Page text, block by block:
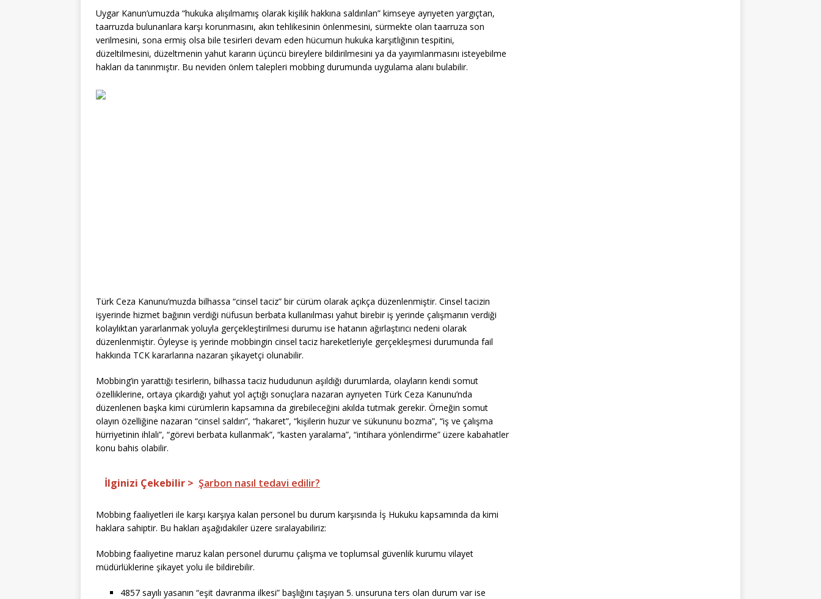
Uygar Kanun’umuzda “hukuka alışılmamış olarak kişilik hakkına saldırılan” kimseye ayrıyeten yargıçtan,
taarruzda bulunanlara karşı korunmasını, akın tehlikesinin önlenmesini, sürmekte olan taarruza son
verilmesini, sona ermiş olsa bile tesirleri devam eden hücumun hukuka karşıtlığının tespitini,
düzeltilmesini, düzeltmenin yahut kararın üçüncü bireylere bildirilmesini ya da yayımlanmasını isteyebilme
hakları da tanınmıştır. Bu neviden önlem talepleri mobbing durumunda uygulama alanı bulabilir.
Türk Ceza Kanunu’muzda bilhassa “cinsel taciz” bir cürüm olarak açıkça düzenlenmiştir. Cinsel tacizin
işyerinde hizmet bağının verdiği nüfusun berbata kullanılması yahut birebir iş yerinde çalışmanın verdiği
kolaylıktan yararlanmak yoluyla gerçekleştirilmesi durumu ise hatanın ağırlaştırıcı nedeni olarak
düzenlenmiştir. Öyleyse iş yerinde mobbingin cinsel taciz hareketleriyle gerçekleşmesi durumunda fail
hakkında TCK kararlarına nazaran şikayetçi olunabilir.
Mobbing’in yarattığı tesirlerin, bilhassa taciz hududunun aşıldığı durumlarda, olayların kendi somut
özelliklerine, ortaya çıkardığı yahut yol açtığı sonuçlara nazaran ayrıyeten Türk Ceza Kanunu’nda
düzenlenen başka kimi cürümlerin kapsamına da girebileceğini akılda tutmak gerekir. Örneğin somut
olayın özelliğine nazaran “cinsel saldırı”, “hakaret”, “kişilerin huzur ve sükununu bozma”, “iş ve çalışma
hürriyetinin ihlali”, “görevi berbata kullanmak”, “kasten yaralama”, “intihara yönlendirme” üzere kabahatler
konu bahis olabilir.
İlginizi Çekebilir > Şarbon nasıl tedavi edilir?
Mobbing faaliyetleri ile karşı karşıya kalan personel bu durum karşısında İş Hukuku kapsamında da kimi
haklara sahiptir. Bu hakları aşağıdakiler üzere sıralayabiliriz:
Mobbing faaliyetine maruz kalan personel durumu çalışma ve toplumsal güvenlik kurumu vilayet
müdürlüklerine şikayet yolu ile bildirebilir.
4857 sayılı yasanın “eşit davranma ilkesi” başlığını taşıyan 5. unsuruna ters olan durum var ise